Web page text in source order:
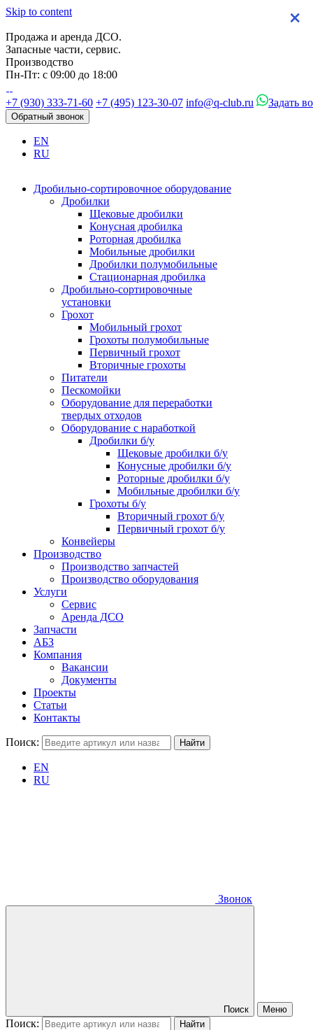
Skip to content
Продажа и аренда ДСО.
Запасные части, сервис.
Производство
Пн-Пт: с 09:00 до 18:00
+7 (930) 333-71-60 +7 (495) 123-30-07 info@q-club.ru Задать
Обратный звонок
EN
RU
Дробильно-сортировочное оборудование
Дробилки
Щековые дробилки
Конусная дробилка
Роторная дробилка
Мобильные дробилки
Дробилки полумобильные
Стационарная дробилка
Дробильно-сортировочные
установки
Грохот
Мобильный грохот
Грохоты полумобильные
Первичный грохот
Вторичные грохоты
Питатели
Пескомойки
Оборудование для переработки
твердых отходов
Оборудование с наработкой
Дробилки б/у
Щековые дробилки б/у
Конусные дробилки б/у
Роторные дробилки б/у
Мобильные дробилки б/у
Грохоты б/у
Вторичный грохот б/у
Первичный грохот б/у
Конвейеры
Производство
Производство запчастей
Производство оборудования
Услуги
Сервис
Аренда ДСО
Запчасти
АБЗ
Компания
Вакансии
Документы
Проекты
Статьи
Контакты
Поиск:
EN
RU
Звонок
Поиск Меню
Поиск:
×
×
×
×